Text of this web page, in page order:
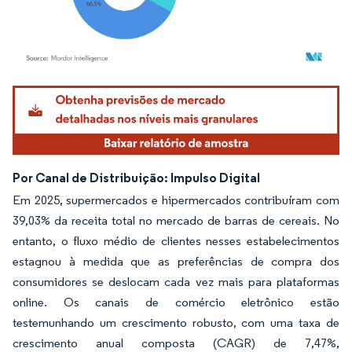
Imagem © Mordor Intelligence. O reuso requer atribuição conforme CC BY 4.0.
Por Canal de Distribuição: Impulso Digital
Em 2025, supermercados e hipermercados contribuíram com
39,03% da receita total no mercado de barras de cereais. No
entanto, o fluxo médio de clientes nesses estabelecimentos
estagnou à medida que as preferências de compra dos
consumidores se deslocam cada vez mais para plataformas
online. Os canais de comércio eletrônico estão
testemunhando um crescimento robusto, com uma taxa de
crescimento anual composta (CAGR) de 7,47%,